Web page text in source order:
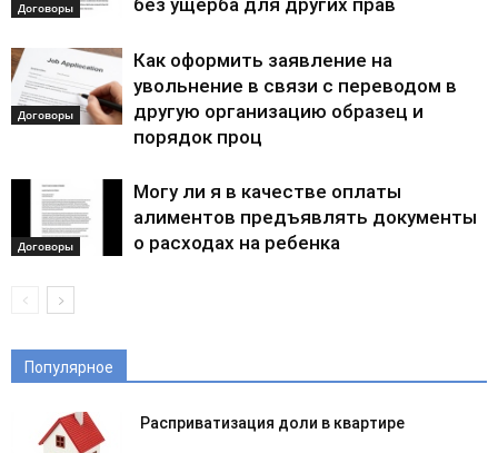
Договоры
без ущерба для других прав
Договоры
Как оформить заявление на
увольнение в связи с переводом в
другую организацию образец и
порядок проц
Договоры
Могу ли я в качестве оплаты
алиментов предъявлять документы
о расходах на ребенка
Популярное
Расприватизация доли в квартире